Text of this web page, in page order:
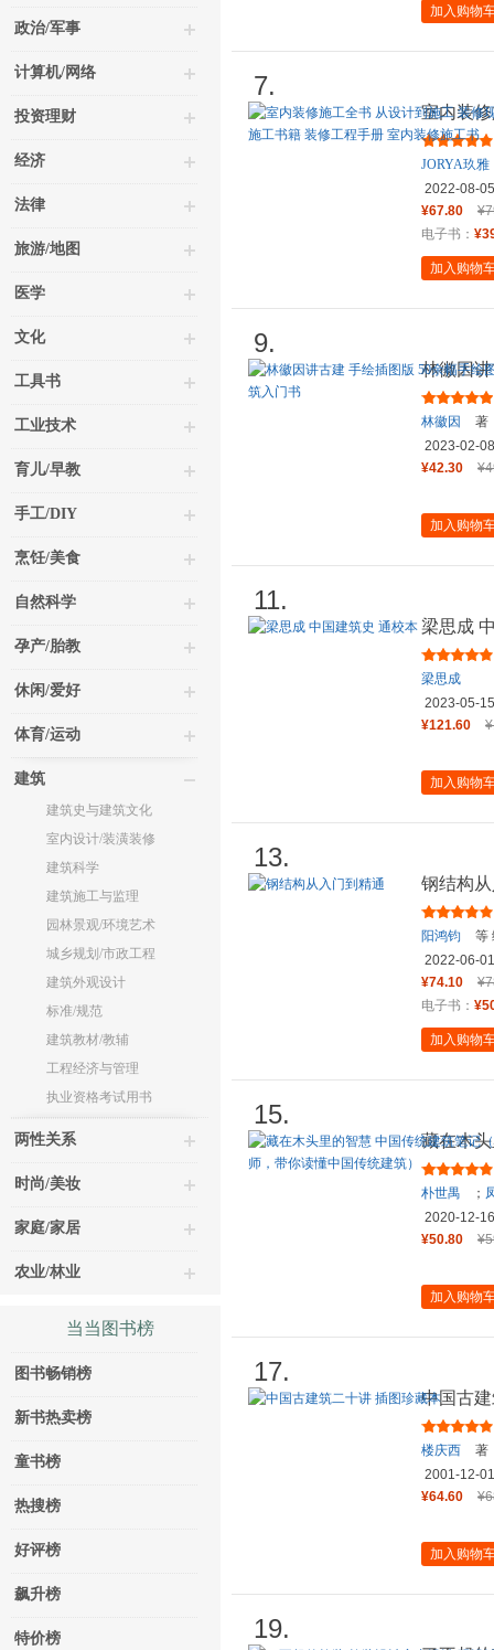
政治/军事
计算机/网络
投资理财
经济
法律
旅游/地图
医学
文化
工具书
工业技术
育儿/早教
手工/DIY
烹饪/美食
自然科学
孕产/胎教
休闲/爱好
体育/运动
建筑
建筑史与建筑文化
室内设计/装潢装修
建筑科学
建筑施工与监理
园林景观/环境艺术
城乡规划/市政工程
建筑外观设计
标准/规范
建筑教材/教辅
工程经济与管理
执业资格考试用书
两性关系
时尚/美妆
家庭/家居
农业/林业
当当图书榜
图书畅销榜
新书热卖榜
童书榜
热搜榜
好评榜
飙升榜
特价榜
加入购物
7.
室内装
工法全
JORYA玖雅
2022-08-05
¥67.80
电子书：
加入购物
9.
林徽因
跟着建
林徽因
著
2023-02-08
¥42.30
加入购物
11.
梁思成
梁思成
2023-05-15
¥121.60
加入购物
13.
钢结构
阳鸿钧
等
2022-06-01
¥74.10
电子书：
加入购物
15.
藏在木
选2020
朴世禺 ；
2020-12-16
¥50.80
加入购物
17.
中国古
楼庆西
著
2001-12-01
¥64.60
加入购物
19.